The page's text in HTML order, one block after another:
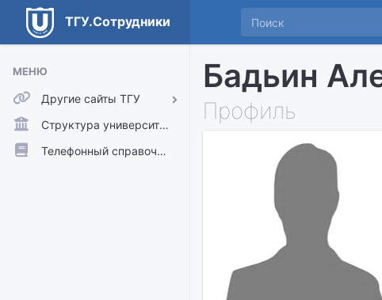
ТГУ.Сотрудники
МЕНЮ
Другие сайты ТГУ
ТГУ.Аккаунты
ТГУ.Расписание
Структура университета
Телефонный справочник
Бадьин
Профиль